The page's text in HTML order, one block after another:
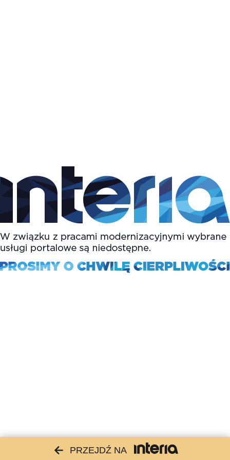
PRZEJDŹ NA